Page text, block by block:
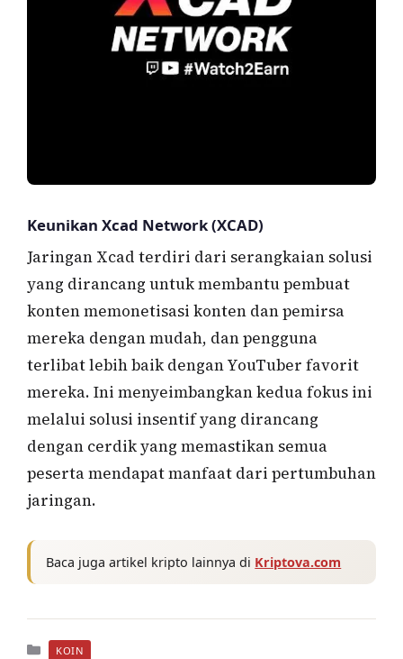
Keunikan Xcad Network (XCAD)
Jaringan Xcad terdiri dari serangkaian solusi
yang dirancang untuk membantu pembuat
konten memonetisasi konten dan pemirsa
mereka dengan mudah, dan pengguna
terlibat lebih baik dengan YouTuber favorit
mereka. Ini menyeimbangkan kedua fokus ini
melalui solusi insentif yang dirancang
dengan cerdik yang memastikan semua
peserta mendapat manfaat dari pertumbuhan
jaringan.
Baca juga artikel kripto lainnya di Kriptova.com
Kategori
KOIN